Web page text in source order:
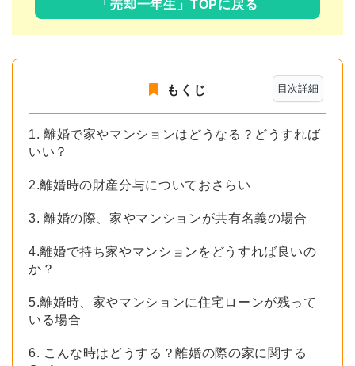
「売却一年生」TOPに戻る
目次詳細
もくじ
1. 離婚で家やマンションはどうなる？どうすれば
いい？
2.離婚時の財産分与についておさらい
3. 離婚の際、家やマンションが共有名義の場合
4.離婚で持ち家やマンションをどうすれば良いの
か？
5.離婚時、家やマンションに住宅ローンが残って
いる場合
6. こんな時はどうする？離婚の際の家に関する